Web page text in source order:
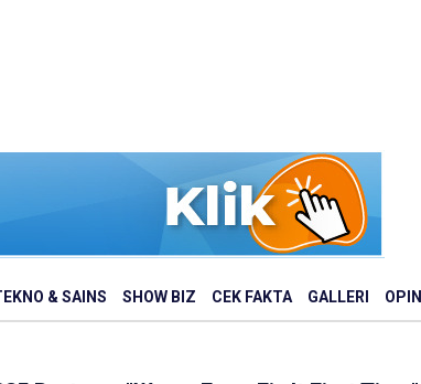
& SAINS SHOW BIZ CEK FAKTA GALLERI OPINI